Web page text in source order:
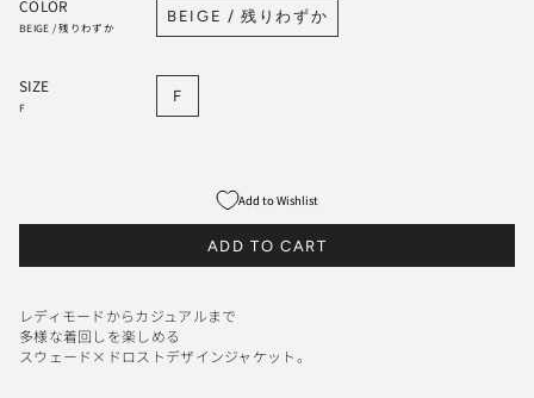
COLOR
BEIGE / 残りわずか
BEIGE / 残りわずか
SIZE
F
F
Add to Wishlist
ADD TO CART
レディモードからカジュアルまで
多様な着回しを楽しめる
スウェード×ドロストデザインジャケット。